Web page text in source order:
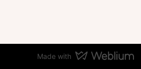
Made with